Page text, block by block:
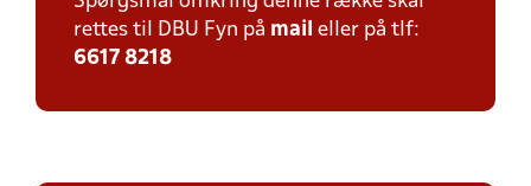
rettes til DBU Fyn på mail eller på tlf:
6617 8218